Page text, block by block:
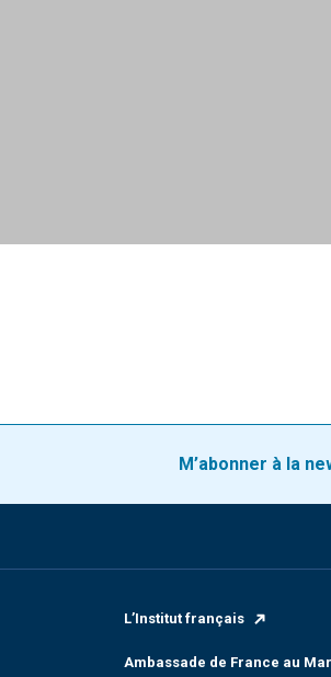
M’abonner à la
L’Institut français
Ambassade de France au